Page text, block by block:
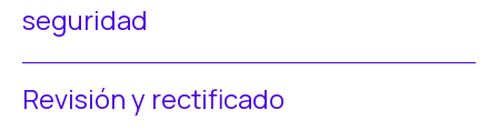
seguridad
Revisión y rectificado